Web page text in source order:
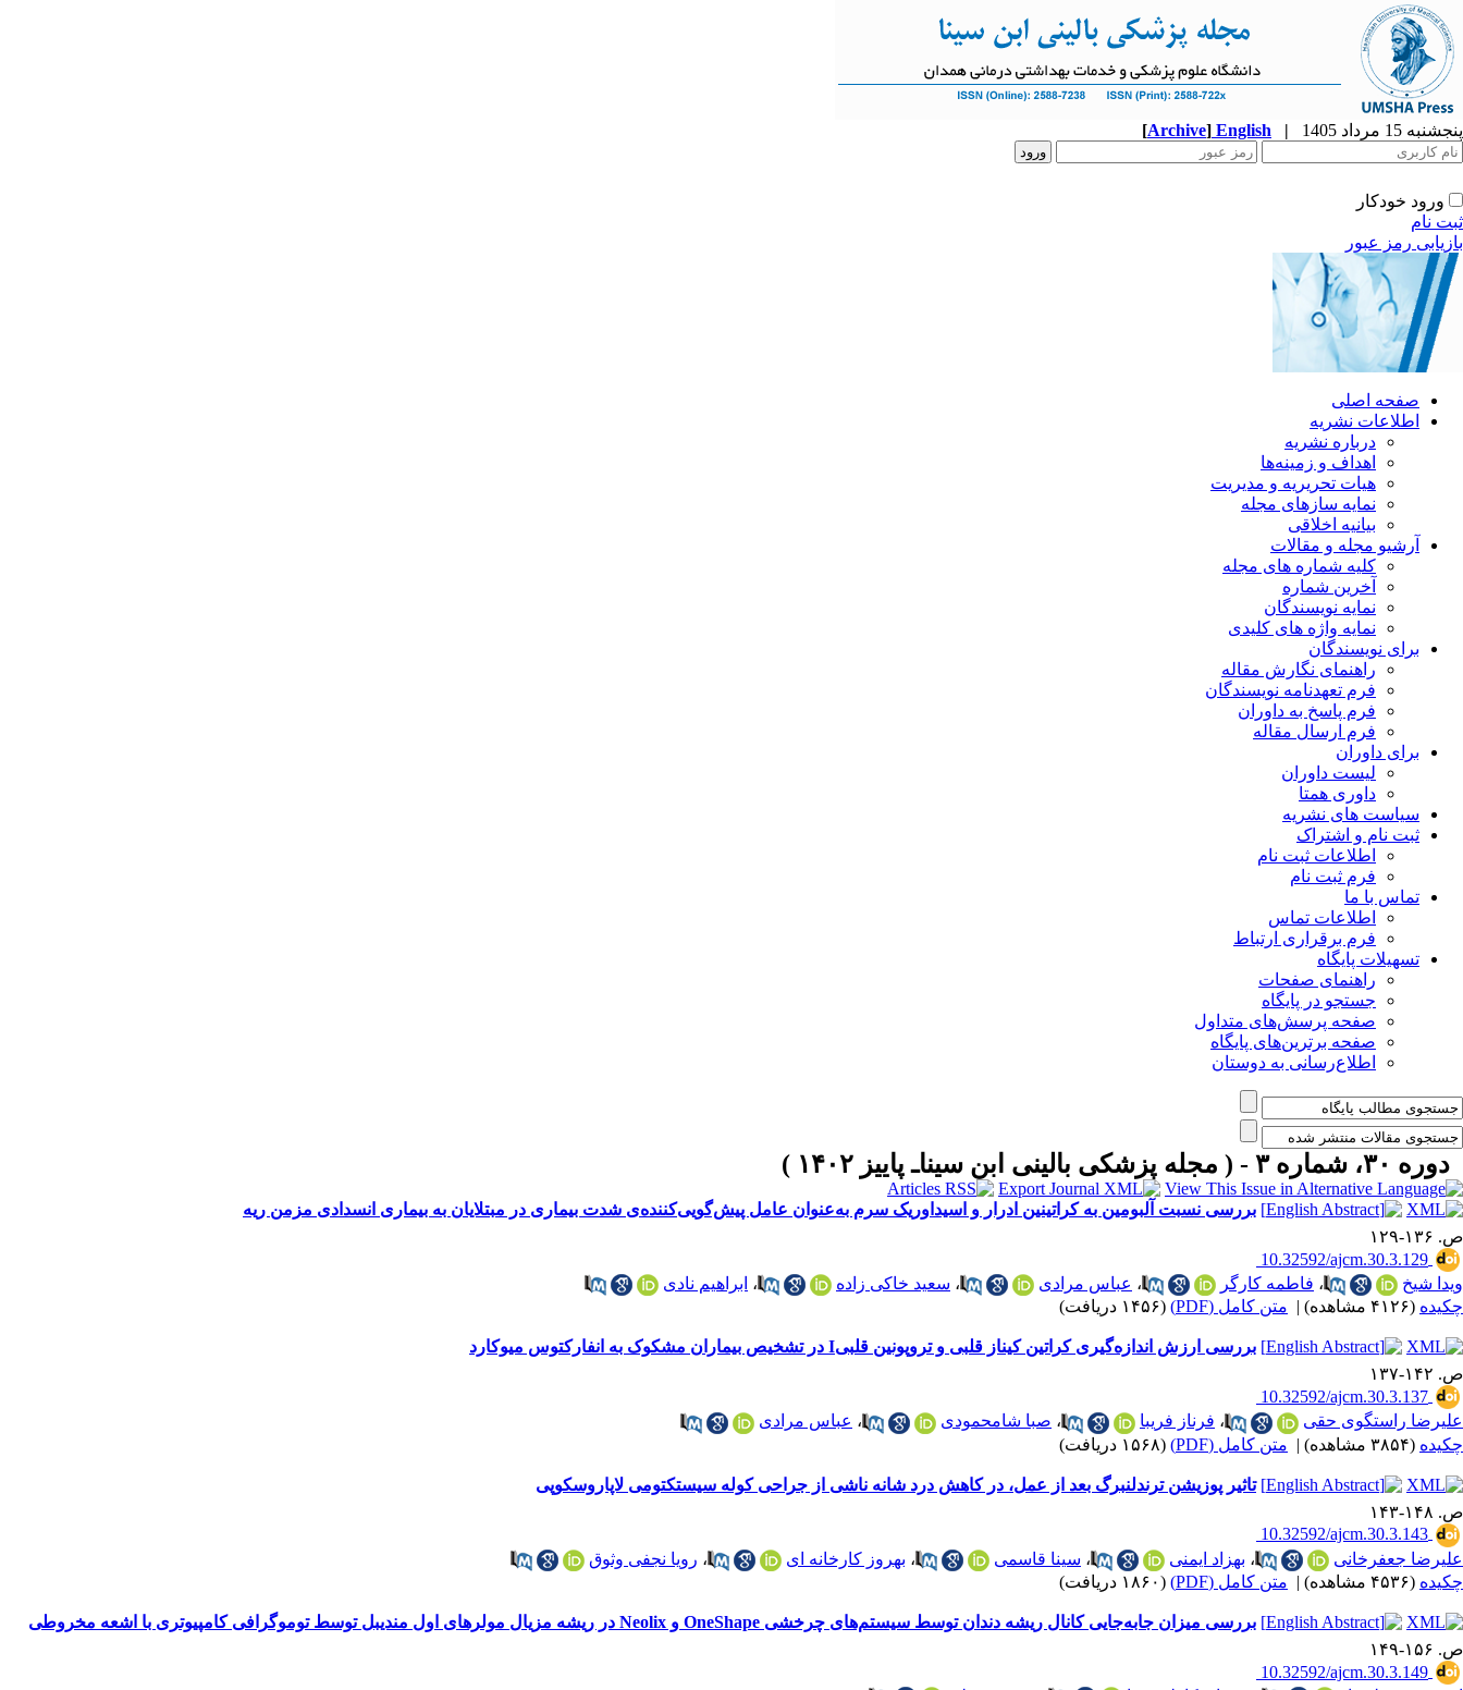
پنجشنبه 15 مرداد 1405 |
English
[Archive]
ورود خودکار
ثبت نام
بازیابی رمز عبور
صفحه اصلی
اطلاعات نشریه
درباره نشریه
اهداف و زمینه‌ها
هیات تحریریه و مدیریت
نمایه سازهای مجله
بیانیه اخلاقی
آرشیو مجله و مقالات
کلیه شماره های مجله
آخرین شماره
نمایه نویسندگان
نمایه واژه های کلیدی
برای نویسندگان
راهنمای نگارش مقاله
فرم تعهدنامه نویسندگان
فرم پاسخ به داوران
فرم ارسال مقاله
برای داوران
لیست داوران
داوری همتا
سیاست های نشریه
ثبت نام و اشتراک
اطلاعات ثبت نام
فرم ثبت نام
تماس با ما
اطلاعات تماس
فرم برقراری ارتباط
تسهیلات پایگاه
راهنمای صفحات
جستجو در پایگاه
صفحه پرسش‌های متداول
صفحه برترین‌های پایگاه
اطلاع‌رسانی به دوستان
دوره ۳۰، شماره ۳ - ( مجله پزشکی بالینی ابن سیناـ پاییز ۱۴۰۲ )
بررسی نسبت آلبومین به کراتینین ادرار و اسیداوریک سرم به‌عنوان عامل پیش‌گویی‌کننده‌ی شدت بیماری در مبتلایان به بیماری انسدادی مزمن ریه
ص. ۱۳۶-۱۲۹
‎ 10.32592/ajcm.30.3.129
ویدا شیخ
، فاطمه کارگر ، عباس مرادی ، سعید خاکی زاده ، ابراهیم نادی
چکیده (۴۱۲۶ مشاهده) | متن کامل (PDF) (۱۴۵۶ دریافت)
بررسی ارزش اندازه‌گیری کراتین کیناز قلبی و تروپونین قلبیI در تشخیص بیماران مشکوک به انفارکتوس میوکارد
ص. ۱۴۲-۱۳۷
‎ 10.32592/ajcm.30.3.137
علیرضا راستگوی حقی
، فرناز فریبا ، صبا شامحمودی ، عباس مرادی
چکیده (۳۸۵۴ مشاهده) | متن کامل (PDF) (۱۵۶۸ دریافت)
تاثیر پوزیشن ترندلنبرگ بعد از عمل، در کاهش درد شانه ناشی از جراحی کوله سیستکتومی لاپاروسکوپی
ص. ۱۴۸-۱۴۳
‎ 10.32592/ajcm.30.3.143
علیرضا جعفرخانی
، بهزاد ایمنی ، سینا قاسمی ، بهروز کارخانه ای ، رویا نجفی وثوق
چکیده (۴۵۳۶ مشاهده) | متن کامل (PDF) (۱۸۶۰ دریافت)
بررسی میزان جابه‌جایی کانال ریشه دندان توسط سیستم‌های چرخشی OneShape و Neolix در ریشه مزیال مولر‌های اول مندیبل توسط توموگرافی کامپیوتری با اشعه مخروطی
ص. ۱۵۶-۱۴۹
‎ 10.32592/ajcm.30.3.149